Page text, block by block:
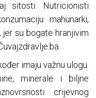
sitosti. Nutricionisti
mahunarki,
jer su bogate hranjivim
imaju važnu ulogu.
minerale i biljne
crijevnog